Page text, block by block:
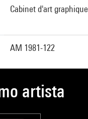
Cabinet d'art graphique
AM 1981-122
artista